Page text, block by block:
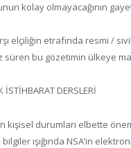
kolay olmayacağının
elçiliğin etrafında resmi /
süren bu gözetimin ülkeye
İSTİHBARAT DERSLERİ
kişisel durumları elbette
ışığında NSA’in